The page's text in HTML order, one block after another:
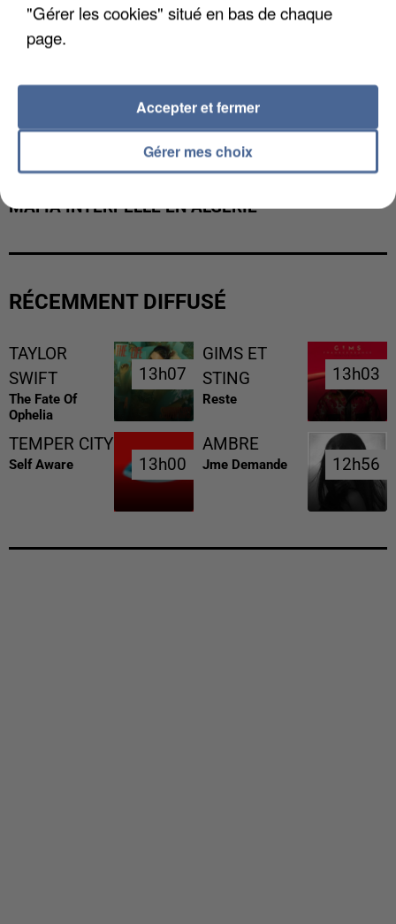
MAFIA INTERPELLÉ EN ALGÉRIE
RÉCEMMENT DIFFUSÉ
TAYLOR
SWIFT
The Fate Of
Ophelia
13h07
13h07
GIMS ET
STING
Reste
13h03
13h03
TEMPER CITY
Self Aware 13h00
13h00
AMBRE
Jme Demande 12h56
12h56
"Gérer les cookies" situé en bas de chaque
page.
Gérer mes choix
Accepter et fermer